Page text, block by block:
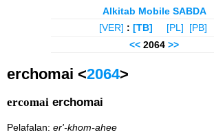
Alkitab Mobile SABDA
[VER] : [TB] [PL]
[PB]
<< 2064 >>
erchomai <2064>
ercomai erchomai
Pelafalan: er'-khom-ahee